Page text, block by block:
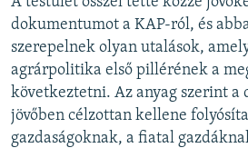
dokumentumot a KAP-ról, és
szerepelnek olyan utalások,
agrárpolitika első pillérének a
következtetni. Az anyag szerint
jövőben célzottan kellene
gazdaságoknak, a fiatal